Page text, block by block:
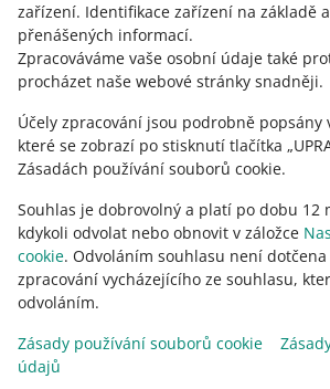
zařízení. Identifikace zařízení na základě
přenášených informací.
Zpracováváme vaše osobní údaje také
procházet naše webové stránky snadněji.
Účely zpracování jsou podrobně popsány
které se zobrazí po stisknutí tlačítka
Zásadách používání souborů cookie.
Souhlas je dobrovolný a platí po dobu 12
kdykoli odvolat nebo obnovit v záložce
cookie. Odvoláním souhlasu není
zpracování vycházejícího ze souhlasu,
odvoláním.
Zásady používání souborů cookie
údajů